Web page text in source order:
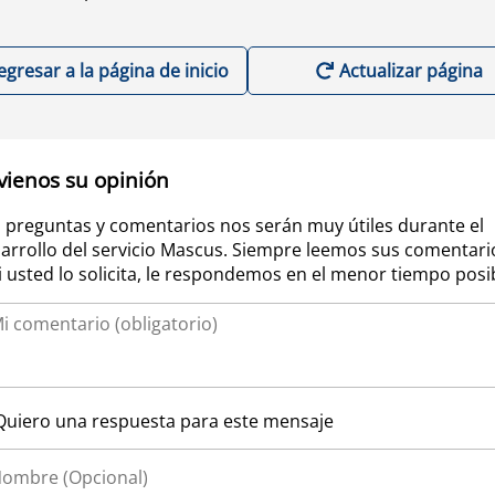
a la página de inicio Actualizar página
su opinión
preguntas y comentarios nos serán muy útiles durante el
del servicio Mascus. Siempre leemos sus
usted lo solicita, le respondemos en el menor tiempo
una respuesta para este mensaje